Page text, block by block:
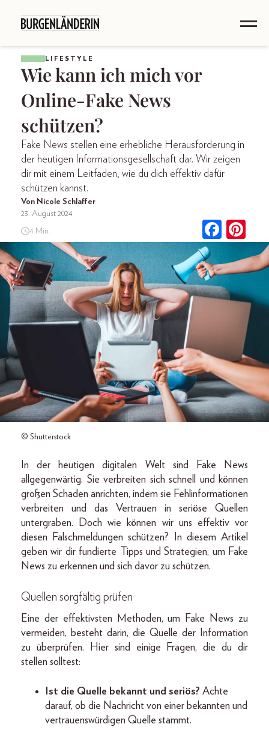
LIFESTYLE
Wie kann ich mich vor
Online-Fake News
schützen?
Fake News stellen eine erhebliche Herausforderung in
der heutigen Informationsgesellschaft dar. Wir zeigen
dir mit einem Leitfaden, wie du dich effektiv dafür
schützen kannst.
Von Nicole Schlaffer
23. August 2024
4 Min.
© Shutterstock
In der heutigen digitalen Welt sind Fake News
allgegenwärtig. Sie verbreiten sich schnell und können
großen Schaden anrichten, indem sie Fehlinformationen
verbreiten und das Vertrauen in seriöse Quellen
untergraben. Doch wie können wir uns effektiv vor
diesen Falschmeldungen schützen? In diesem Artikel
geben wir dir fundierte Tipps und Strategien, um Fake
News zu erkennen und sich davor zu schützen.
Quellen sorgfältig prüfen
Eine der effektivsten Methoden, um Fake News zu
vermeiden, besteht darin, die Quelle der Information
zu überprüfen. Hier sind einige Fragen, die du dir
stellen solltest:
Ist die Quelle bekannt und seriös? Achte
darauf, ob die Nachricht von einer bekannten und
vertrauenswürdigen Quelle stammt.